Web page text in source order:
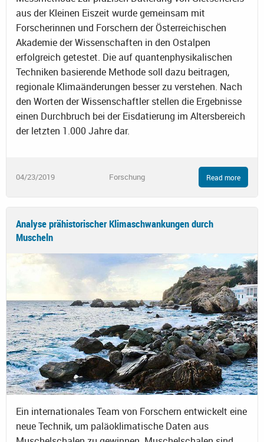
aus der Kleinen Eiszeit wurde gemeinsam mit
Forscherinnen und Forschern der Österreichischen
Akademie der Wissenschaften in den Ostalpen
erfolgreich getestet. Die auf quantenphysikalischen
Techniken basierende Methode soll dazu beitragen,
regionale Klimaänderungen besser zu verstehen. Nach
den Worten der Wissenschaftler stellen die Ergebnisse
einen Durchbruch bei der Eisdatierung im Altersbereich
der letzten 1.000 Jahre dar.
04/23/2019 Forschung Read more
Analyse prähistorischer Klimaschwankungen durch
Muscheln
Ein internationales Team von Forschern entwickelt eine
neue Technik, um paläoklimatische Daten aus